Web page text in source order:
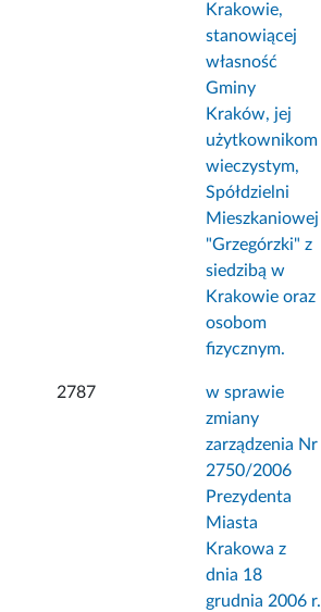
Krakowie,
stanowiącej
własność
Gminy
Kraków, jej
użytkownikom
wieczystym,
Spółdzielni
Mieszkaniowej
"Grzegórzki" z
siedzibą w
Krakowie oraz
osobom
fizycznym.
2787
w sprawie
zmiany
zarządzenia Nr
2750/2006
Prezydenta
Miasta
Krakowa z
dnia 18
grudnia 2006 r.